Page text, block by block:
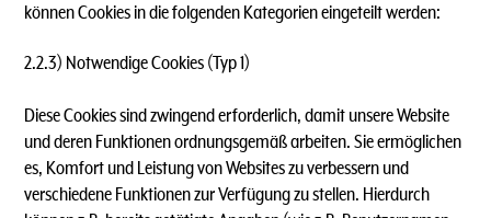
können Cookies in die folgenden Kategorien eingeteilt werden:
2.2.3) Notwendige Cookies (Typ 1)
Diese Cookies sind zwingend erforderlich, damit unsere Website
und deren Funktionen ordnungsgemäß arbeiten. Sie ermöglichen
es, Komfort und Leistung von Websites zu verbessern und
verschiedene Funktionen zur Verfügung zu stellen. Hierdurch